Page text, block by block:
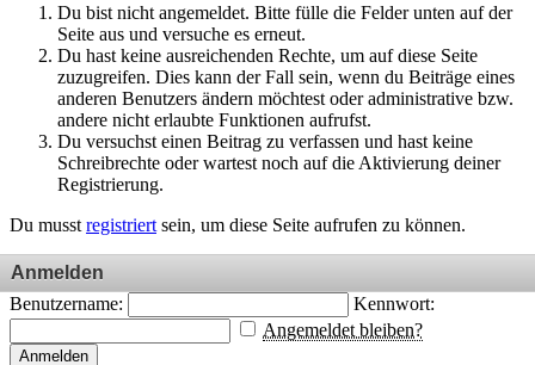
Du bist nicht angemeldet. Bitte fülle die Felder unten auf der
Seite aus und versuche es erneut.
Du hast keine ausreichenden Rechte, um auf diese Seite
zuzugreifen. Dies kann der Fall sein, wenn du Beiträge eines
anderen Benutzers ändern möchtest oder administrative bzw.
andere nicht erlaubte Funktionen aufrufst.
Du versuchst einen Beitrag zu verfassen und hast keine
Schreibrechte oder wartest noch auf die Aktivierung deiner
Registrierung.
Du musst registriert sein, um diese Seite aufrufen zu können.
Anmelden
Benutzername:
Kennwort:
Angemeldet bleiben?
Anmelden